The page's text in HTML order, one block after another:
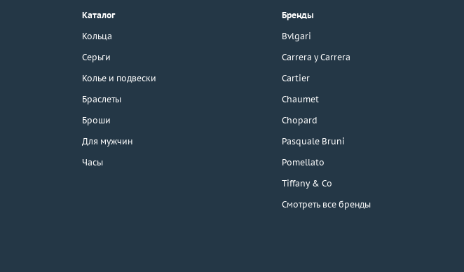
г. Москва, Тихвинский пер., д. 7,
3D-тур по шоуруму
Каталог
Кольца
Серьги
Колье и подвески
Браслеты
Броши
Для мужчин
Часы
Бренды
Bvlgari
Carrera y Carrera
Cartier
Chaumet
Chopard
Pasquale Bruni
Pomellato
Tiffany & Co
Смотреть все бренды